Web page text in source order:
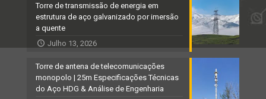
Torre de transmissão de energia em
estrutura de aço galvanizado por imersão
a quente
Julho 13, 2026
Torre de antena de telecomunicações
monopolo | 25m Especificações Técnicas
do Aço HDG & Análise de Engenharia